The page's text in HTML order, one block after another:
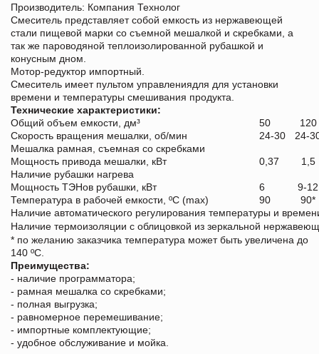
Производитель: Компания Технолог
Смеситель представляет собой емкость из нержавеющей
стали пищевой марки со съемной мешалкой и скребками, а
так же пароводяной теплоизолированной рубашкой и
конусным дном.
Мотор-редуктор импортный.
Смеситель имеет пультом управлениядля для установки
времени и температуры смешивания продукта.
Технические характеристики:
Общий объем емкости, дм³
50
120
Скорость вращения мешалки, об/мин
24-30
24-
Мешалка рамная, съемная со скребками
Мощность привода мешалки, кВт
0,37
1,5
Наличие рубашки нагрева
Мощность ТЭНов рубашки, кВт
6
9-12
Температура в рабочей емкости, ºС (max)
90
90*
Наличие автоматического регулирования температуры и
Наличие термоизоляции с облицовкой из зеркальной
* по желанию заказчика температура может быть увеличена до
140 ºС.
Преимущества:
- наличие программатора;
- рамная мешалка со скребками;
- полная выгрузка;
- равномерное перемешивание;
- импортные комплектующие;
- удобное обслуживание и мойка.